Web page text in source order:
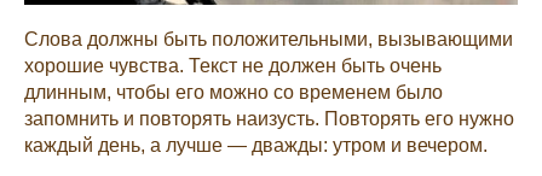
Слова должны быть положительными, вызывающими
хорошие чувства. Текст не должен быть очень
длинным, чтобы его можно со временем было
запомнить и повторять наизусть. Повторять его нужно
каждый день, а лучше — дважды: утром и вечером.